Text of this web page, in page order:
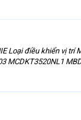
điều khiển vị trí
MCDKT3520NL1